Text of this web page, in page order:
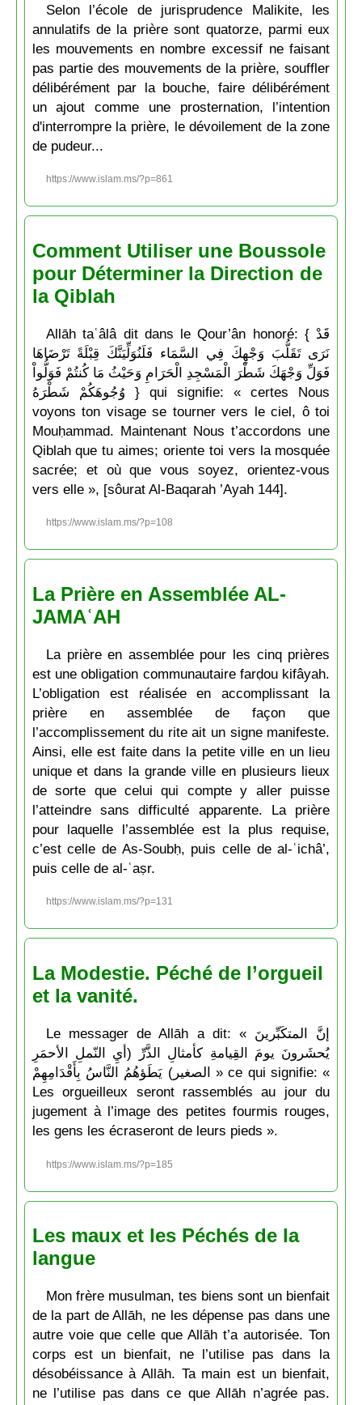
Selon l’école de jurisprudence Malikite, les
annulatifs de la prière sont quatorze, parmi eux
les mouvements en nombre excessif ne faisant
pas partie des mouvements de la prière, souffler
délibérément par la bouche, faire délibérément
un ajout comme une prosternation, l’intention
d'interrompre la prière, le dévoilement de la zone
de pudeur...
https://www.islam.ms/?p=861
Comment Utiliser une Boussole
pour Déterminer la Direction de
la Qiblah
Allāh taʿâlâ dit dans le Qour’ân honoré: { قَدْ
نَرَى تَقَلُّبَ وَجْهِكَ فِي السَّمَاء فَلَنُوَلِّيَنَّكَ قِبْلَةً تَرْضَاهَا
فَوَلِّ وَجْهَكَ شَطْرَ الْمَسْجِدِ الْحَرَامِ وَحَيْثُ مَا كُنتُمْ فَوَلُّواْ
وُجُوهَكُمْ شَطْرَهُ } qui signifie: « certes Nous
voyons ton visage se tourner vers le ciel, ô toi
Mouḥammad. Maintenant Nous t’accordons une
Qiblah que tu aimes; oriente toi vers la mosquée
sacrée; et où que vous soyez, orientez-vous
vers elle », [sôurat Al-Baqarah ’Ayah 144].
https://www.islam.ms/?p=108
La Prière en Assemblée AL-
JAMAʿAH
La prière en assemblée pour les cinq prières
est une obligation communautaire farḍou kifâyah.
L’obligation est réalisée en accomplissant la
prière en assemblée de façon que
l’accomplissement du rite ait un signe manifeste.
Ainsi, elle est faite dans la petite ville en un lieu
unique et dans la grande ville en plusieurs lieux
de sorte que celui qui compte y aller puisse
l’atteindre sans difficulté apparente. La prière
pour laquelle l’assemblée est la plus requise,
c’est celle de As-Soubḥ, puis celle de al-ʿichâ’,
puis celle de al-ʿaṣr.
https://www.islam.ms/?p=131
La Modestie. Péché de l’orgueil
et la vanité.
Le messager de Allāh a dit: « إنَّ المتكَبِّرينَ
يُحشَرونَ يومَ القِيامةِ كأمثالِ الذَّرِّ (أيِ النّملِ الأحمَرِ
الصغير) يَطَؤهُمُ النَّاسُ بِأَقْدَامِهِمْ » ce qui signifie: «
Les orgueilleux seront rassemblés au jour du
jugement à l’image des petites fourmis rouges,
les gens les écraseront de leurs pieds ».
https://www.islam.ms/?p=185
Les maux et les Péchés de la
langue
Mon frère musulman, tes biens sont un bienfait
de la part de Allāh, ne les dépense pas dans une
autre voie que celle que Allāh t’a autorisée. Ton
corps est un bienfait, ne l’utilise pas dans la
désobéissance à Allāh. Ta main est un bienfait,
ne l’utilise pas dans ce que Allāh n’agrée pas.